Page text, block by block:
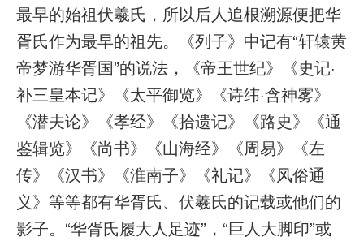
最早的始祖伏羲氏，所以后人追根溯源便把华
胥氏作为最早的祖先。《列子》中记有“轩辕黄
帝梦游华胥国”的说法，《帝王世纪》《史记·
补三皇本记》《太平御览》《诗纬·含神雾》
《潜夫论》《孝经》《拾遗记》《路史》《通
鉴辑览》《尚书》《山海经》《周易》《左
传》《汉书》《淮南子》《礼记》《风俗通
义》等等都有华胥氏、伏羲氏的记载或他们的
影子。“华胥氏履大人足迹”，“巨人大脚印”或